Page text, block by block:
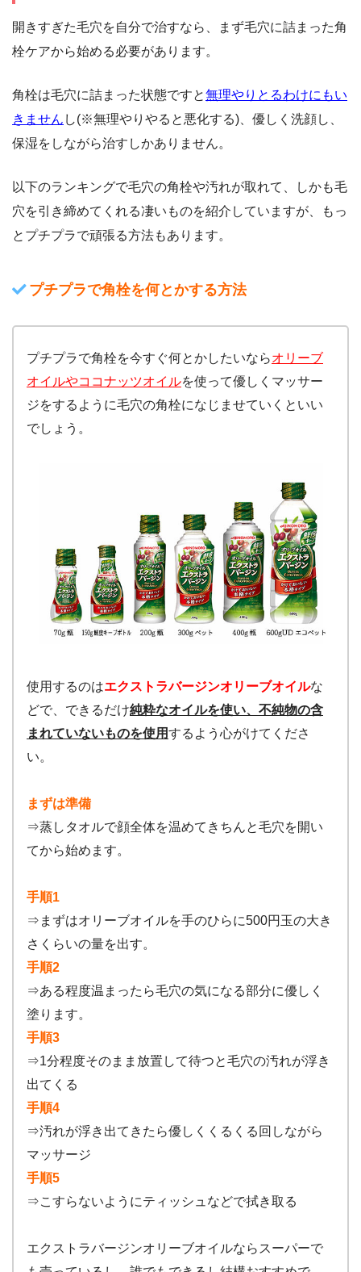
開きすぎた毛穴を自分で治すなら、まず毛穴に詰まった角
栓ケアから始める必要があります。
角栓は毛穴に詰まった状態ですと無理やりとるわけにもい
きません し(※無理やりやると悪化する)、優しく洗顔し、
保湿をしながら治すしかありません。
以下のランキングで毛穴の角栓や汚れが取れて、しかも毛
穴を引き締めてくれる凄いものを紹介していますが、もっ
とプチプラで頑張る方法もあります。
プチプラで角栓を何とかする方法
プチプラで角栓を今すぐ何とかしたいならオリーブ
オイルやココナッツオイルを使って優しくマッサー
ジをするように毛穴の角栓になじませていくといい
でしょう。
使用するのはエクストラバージンオリーブオイルな
どで、できるだけ純粋なオイルを使い、不純物の含
まれていないものを使用するよう心がけてくださ
い。
まずは準備
⇒蒸しタオルで顔全体を温めてきちんと毛穴を開い
てから始めます。
手順1
⇒まずはオリーブオイルを手のひらに500円玉の大き
さくらいの量を出す。
手順2
⇒ある程度温まったら毛穴の気になる部分に優しく
塗ります。
手順3
⇒1分程度そのまま放置して待つと毛穴の汚れが浮き
出てくる
手順4
⇒汚れが浮き出てきたら優しくくるくる回しながら
マッサージ
手順5
⇒こすらないようにティッシュなどで拭き取る
エクストラバージンオリーブオイルならスーパーで